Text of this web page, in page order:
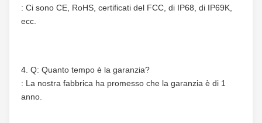
: Ci sono CE, RoHS, certificati del FCC, di IP68, di IP69K,
ecc.
4. Q: Quanto tempo è la garanzia?
: La nostra fabbrica ha promesso che la garanzia è di 1
anno.